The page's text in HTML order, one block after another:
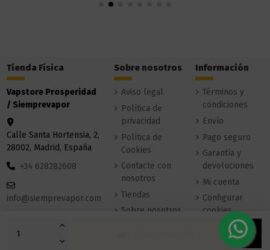
Tienda Física
Vapstore Prosperidad
/ Siemprevapor
Calle Santa Hortensia, 2,
28002, Madrid, España
+34 628282608
info@siemprevapor.com
Sobre nosotros
Aviso legal
Política de
privacidad
Política de
Cookies
Contacte con
nosotros
Tiendas
Sobre nosotros
Información
Términos y
condiciones
Envío
Pago seguro
Garantía y
devoluciones
Mi cuenta
Configurar
cookies